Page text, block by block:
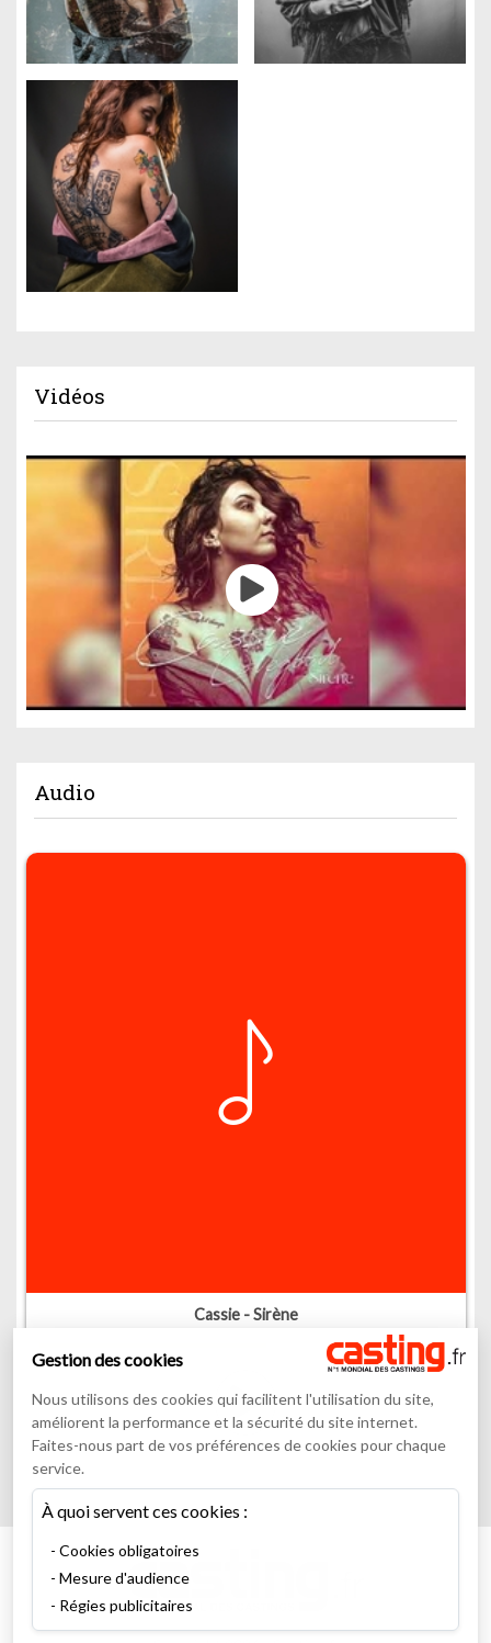
Vidéos
Audio
Cassie - Sirène
00:00 04:11
Gestion des cookies
Nous utilisons des cookies qui facilitent l'utilisation du site,
améliorent la performance et la sécurité du site internet.
Faites-nous part de vos préférences de cookies pour chaque
service.
À quoi servent ces cookies :
Cookies obligatoires
Mesure d'audience
Régies publicitaires